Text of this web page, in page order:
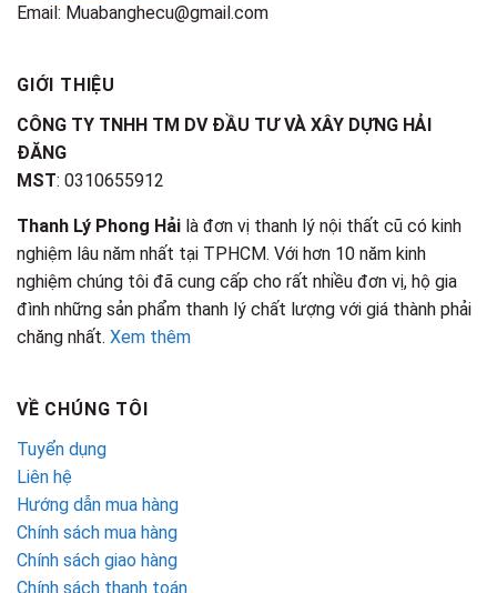
Email: Muabanghecu@gmail.com
GIỚI THIỆU
CÔNG TY TNHH TM DV ĐẦU TƯ VÀ XÂY DỰNG HẢI
ĐĂNG
MST: 0310655912
Thanh Lý Phong Hải là đơn vị thanh lý nội thất cũ có kinh
nghiệm lâu năm nhất tại TPHCM. Với hơn 10 năm kinh
nghiệm chúng tôi đã cung cấp cho rất nhiều đơn vị, hộ gia
đình những sản phẩm thanh lý chất lượng với giá thành phải
chăng nhất. Xem thêm
VỀ CHÚNG TÔI
Tuyển dụng
Liên hệ
Hướng dẫn mua hàng
Chính sách mua hàng
Chính sách giao hàng
Chính sách thanh toán